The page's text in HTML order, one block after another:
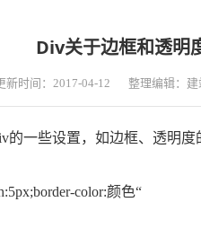
Div关于边框和透明
新时间：2017-04-12 整理编辑：建
一些设置，如边框、透明度
color:颜色“